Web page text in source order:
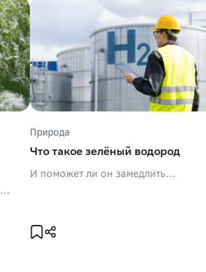
Природа
Что такое зелёный водород
И поможет ли он замедлить